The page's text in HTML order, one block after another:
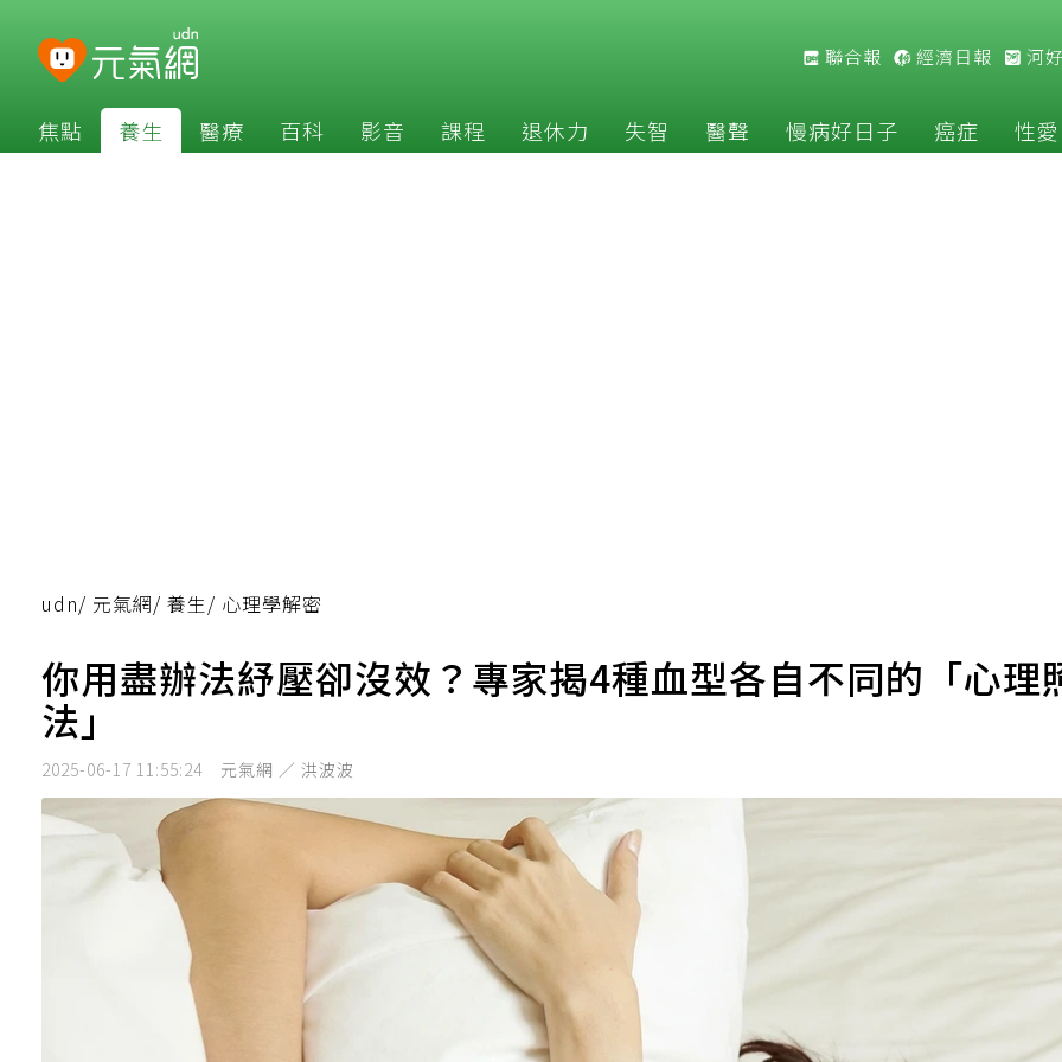
聯合報 經濟日報 河
焦點 養生 醫療 百科 影音 課程 退休力 失智 醫聲 慢病好日子 癌症 性愛
udn/ 元氣網/ 養生/ 心理學解密
你用盡辦法紓壓卻沒效？專家揭4種血型各自不同的「心理
法」
2025-06-17 11:55:24 元氣網 ／ 洪波波